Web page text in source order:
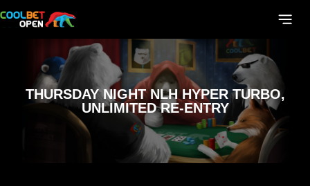
THURSDAY NIGHT NLH HYPER TURBO,
UNLIMITED RE-ENTRY